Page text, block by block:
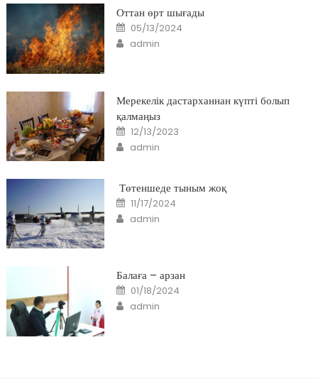
Оттан өрт шығады
Posted
on
05/13/2024
Author
admin
Мерекелік дастарханнан күпті болып
қалмаңыз
Posted
on
12/13/2023
Author
admin
Төтеншеде тыным жоқ
Posted
on
11/17/2024
Author
admin
Балаға – арзан
Posted
on
01/18/2024
Author
admin